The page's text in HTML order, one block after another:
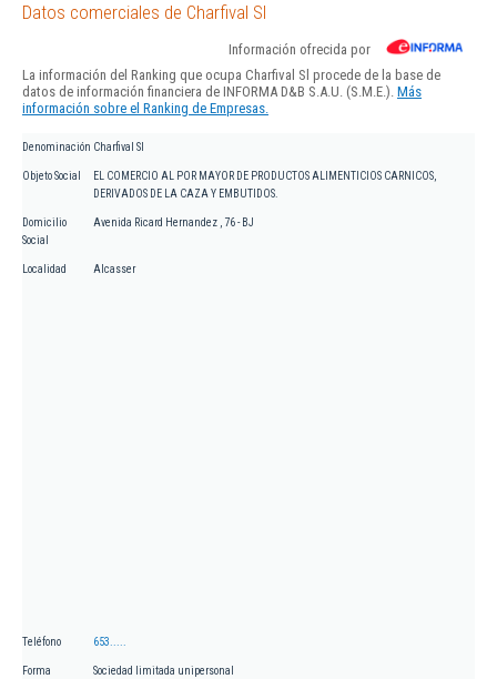
Datos comerciales de Charfival Sl
Información ofrecida por
La información del Ranking que ocupa Charfival Sl procede de la base de
datos de información financiera de INFORMA D&B S.A.U. (S.M.E.). Más
información sobre el Ranking de Empresas.
Denominación Charfival Sl
Objeto Social
EL COMERCIO AL POR MAYOR DE PRODUCTOS ALIMENTICIOS CARNICOS,
DERIVADOS DE LA CAZA Y EMBUTIDOS.
Domicilio
Social
Avenida Ricard Hernandez , 76 - BJ
Localidad Alcasser
Teléfono 653.....
Forma
Sociedad limitada unipersonal